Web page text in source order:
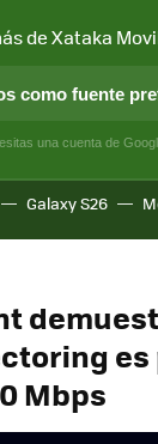
Y SOCIEDAD
Galaxy S26
Mbps
de Xataka
como fuente
una cuenta de